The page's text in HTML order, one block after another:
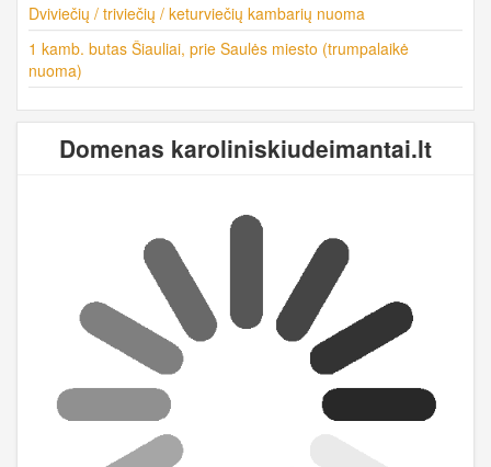
Dviviečių / triviečių / keturviečių kambarių nuoma
1 kamb. butas Šiauliai, prie Saulės miesto (trumpalaikė
nuoma)
Domenas karoliniskiudeimantai.lt